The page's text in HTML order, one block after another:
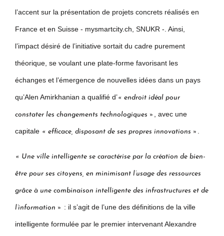
l’accent sur la présentation de projets concrets réalisés en
France et en Suisse - mysmartcity.ch, SNUKR -. Ainsi,
l’impact désiré de l’initiative sortait du cadre purement
théorique, se voulant une plate-forme favorisant les
échanges et l’émergence de nouvelles idées dans un pays
qu’Alen Amirkhanian a qualifié d’« endroit idéal pour
constater les changements technologiques » , avec une
capitale « efficace, disposant de ses propres innovations »
« Une ville intelligente se caractérise par la création de bien-
être pour ses citoyens, en minimisant l’usage des ressources
grâce à une combinaison intelligente des infrastructures et de
l’information » : il s’agit de l’une des définitions de la ville
intelligente formulée par le premier intervenant Alexandre